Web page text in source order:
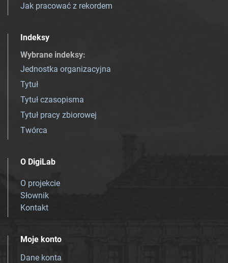
Jak pracować z rekordem
Indeksy
Wybrane indeksy:
Jednostka organizacyjna
Tytuł
Tytuł czasopisma
Tytuł pracy zbiorowej
Twórca
O DigiLab
O projekcie
Słownik
Kontakt
Moje konto
Dane konta